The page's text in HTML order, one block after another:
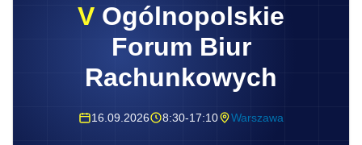
V Ogólnopolskie
Forum Biur
Rachunkowych
16.09.2026 8:30-17:10 Warszawa